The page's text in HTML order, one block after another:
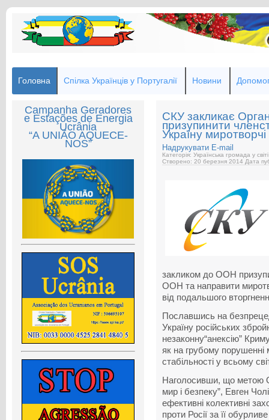
Головна Спілка Українців у Португалії Новини
Campanha Geradores
e Estações de Energia
Ucrânia
“A UNIÃO AQUECE-
NOS”
СКУ закликає
призупинити
Україну
Надрукувати E-mail
Категорія: Українська громада у світі
Створено: 20 березня 2014 Дата
закликом до ООН
ООН та направити
від подальшого
Пославшись на
Україну російських
незаконну“анексію”
як на грубому порушенні
стабільності у всьому
Наголосивши, що метою
мир і безпеку”, Евген
ефективні колективні
проти Росії за її